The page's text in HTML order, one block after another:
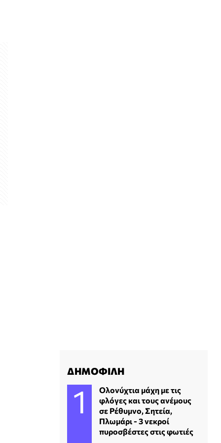
ΔΗΜΟΦΙΛΗ
Ολονύχτια μάχη με τις
φλόγες και τους ανέμους
σε Ρέθυμνο, Σητεία,
Πλωμάρι - 3 νεκροί
πυροσβέστες στις φωτιές